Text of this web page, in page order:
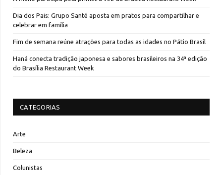
Dia dos Pais: Grupo Santé aposta em pratos para compartilhar e
celebrar em família
Fim de semana reúne atrações para todas as idades no Pátio Brasil
Haná conecta tradição japonesa e sabores brasileiros na 34ª edição
do Brasília Restaurant Week
CATEGORIAS
Arte
Beleza
Colunistas